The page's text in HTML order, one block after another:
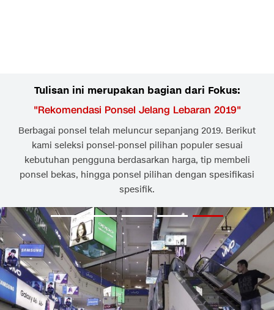
Tulisan ini merupakan bagian dari Fokus:
"Rekomendasi Ponsel Jelang Lebaran 2019"
Berbagai ponsel telah meluncur sepanjang 2019. Berikut
kami seleksi ponsel-ponsel pilihan populer sesuai
kebutuhan pengguna berdasarkan harga, tip membeli
ponsel bekas, hingga ponsel pilihan dengan spesifikasi
spesifik.